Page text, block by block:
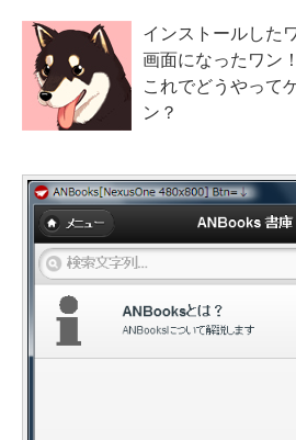
インストールした
画面になったワン！
これでどうやって
ン？